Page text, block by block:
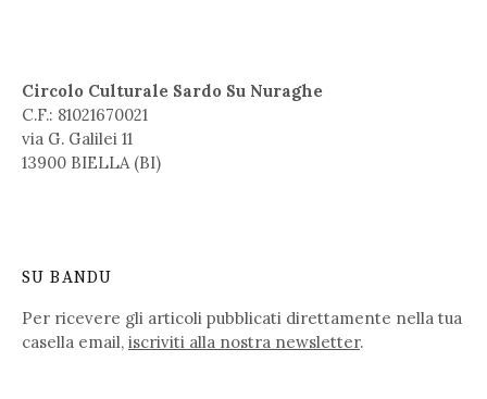
Circolo Culturale Sardo Su Nuraghe
C.F.: 81021670021
via G. Galilei 11
13900 BIELLA (BI)
SU BANDU
Per ricevere gli articoli pubblicati direttamente nella tua
casella email, iscriviti alla nostra newsletter.